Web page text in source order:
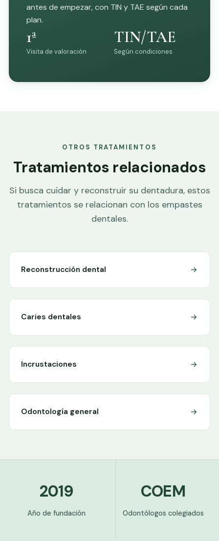
antes de empezar, con TIN y TAE según cada
plan.
1ª
Visita de valoración
TIN/TAE
Según condiciones
OTROS TRATAMIENTOS
Tratamientos relacionados
Si busca cuidar y reconstruir su dentadura, estos
tratamientos se relacionan con los empastes
dentales.
Reconstrucción dental
Caries dentales
Incrustaciones
Odontología general
2019
Año de fundación
COEM
Odontólogos colegiados